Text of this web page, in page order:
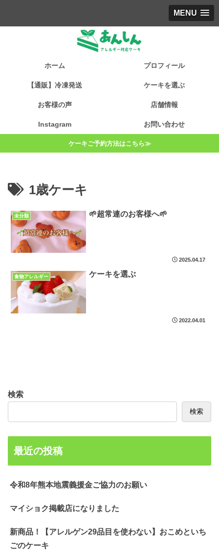
MENU
ホーム プロフィール
【通販】冷凍発送 ケーキを選ぶ
お客様の声 店舗情報
Instagram お問い合わせ
ケーキご予約方法はこちら≫
1歳ケーキ
未分類 🌱超常連のお客様へ🌱
2025.04.17
食物アレルギー ケーキを選ぶ
2022.04.01
検索
検索
最近の投稿
令和8年熊本地震義援金ご協力のお願い
マイショク掲載店になりました
新商品！【アレルゲン29品目を使わない】おこめといち
ごのケーキ